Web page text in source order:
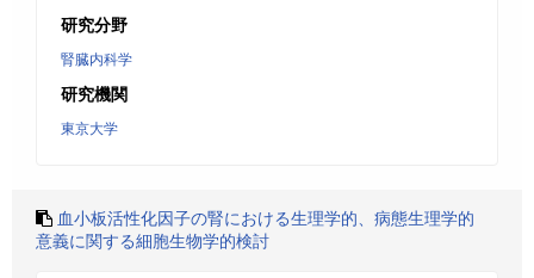
研究分野
腎臓内科学
研究機関
東京大学
血小板活性化因子の腎における生理学的、病態生理学的
意義に関する細胞生物学的検討